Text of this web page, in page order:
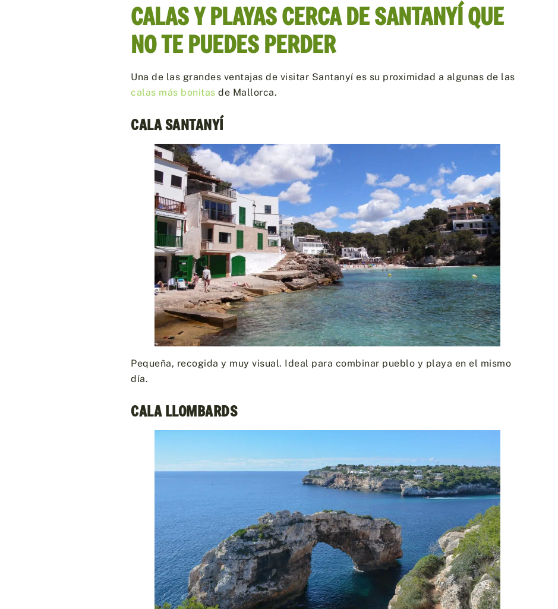
CALAS Y PLAYAS CERCA DE SANTANYÍ QUE
NO TE PUEDES PERDER
Una de las grandes ventajas de visitar Santanyí es su proximidad a algunas de las
calas más bonitas de Mallorca.
CALA SANTANYÍ
Pequeña, recogida y muy visual. Ideal para combinar pueblo y playa en el mismo
día.
CALA LLOMBARDS